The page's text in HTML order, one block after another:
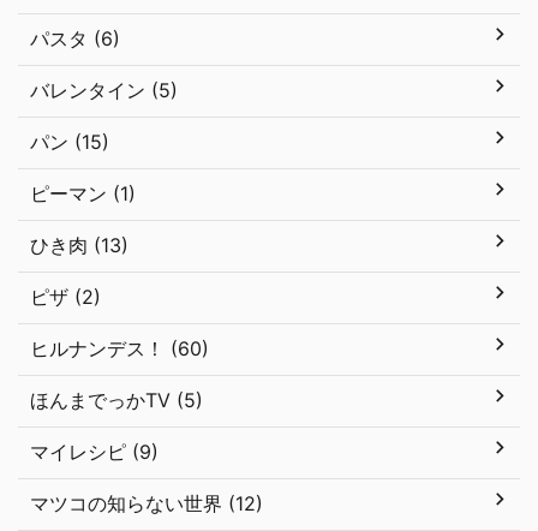
パスタ (6)
バレンタイン (5)
パン (15)
ピーマン (1)
ひき肉 (13)
ピザ (2)
ヒルナンデス！ (60)
ほんまでっかTV (5)
マイレシピ (9)
マツコの知らない世界 (12)